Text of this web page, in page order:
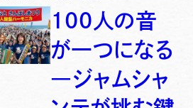
100人の音
が一つになる
―ジャムシャ